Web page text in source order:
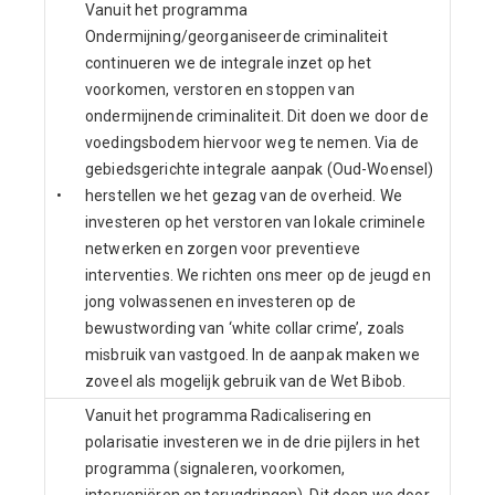
•
Vanuit het programma
Ondermijning/georganiseerde criminaliteit
continueren we de integrale inzet op het
voorkomen, verstoren en stoppen van
ondermijnende criminaliteit. Dit doen we door de
voedingsbodem hiervoor weg te nemen. Via de
gebiedsgerichte integrale aanpak (Oud-Woensel)
herstellen we het gezag van de overheid. We
investeren op het verstoren van lokale criminele
netwerken en zorgen voor preventieve
interventies. We richten ons meer op de jeugd en
jong volwassenen en investeren op de
bewustwording van ‘white collar crime’, zoals
misbruik van vastgoed. In de aanpak maken we
zoveel als mogelijk gebruik van de Wet Bibob.
Vanuit het programma Radicalisering en
polarisatie investeren we in de drie pijlers in het
programma (signaleren, voorkomen,